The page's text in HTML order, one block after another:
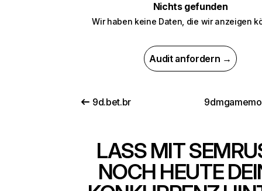
Nichts gefunden
Wir haben keine Daten, die wir anzeigen
Audit anfordern →
9d.bet.br
LASS MIT
NOCH HEUTE